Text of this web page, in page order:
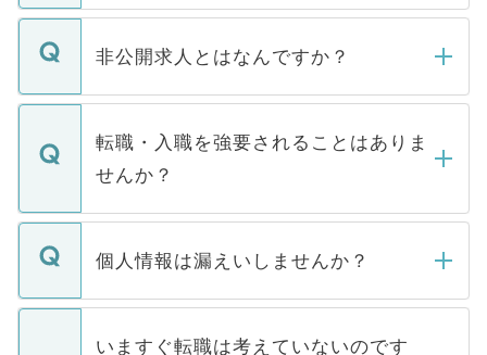
ご登録いただきましたら、弊社担当者がご
登録内容を確認し、その後メールもしくは
ます。通常、5営業日以内にはご連絡をせて
いただきますので、しばらくお待ちくださ
非公開求人とはなんですか？
マイナビDOCTORで取り扱っている求人の
うち約3割は、Webサイトからご覧いただ
けない「非公開求人」です。非公開求人は
下記の理由によって、一般には公開してい
ません。
■応募殺到を避けるため 人気のある医療機
関を公にしてしまうと、応募が殺到する場
転職・入職を強要されることはありま
せんか？
転職・入職を強要することは一切ありませ
ん。また、仮に応募先から内定をいただい
定を承諾する必要はありません。内定先へ
の辞退の連絡はキャリアパートナーが行い
個人情報は漏えいしませんか？
個人情報が漏えいすることはありませんの
で、ご安心ください。当サイトからの登録
いますぐ転職は考えていないのです